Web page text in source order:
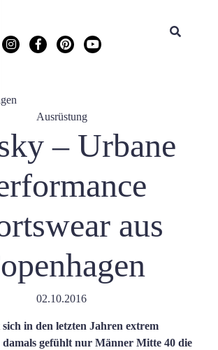
Ausrüstung
– Urbane
aus
02.10.2016
in den letzten Jahren extrem
damals gefühlt nur Männer Mitte 40 die